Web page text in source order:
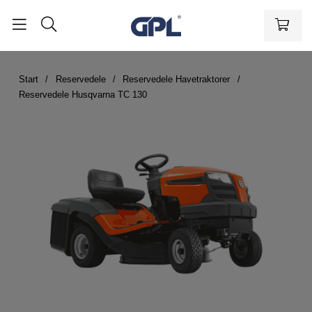
Start Reservedele
Reservedele Havetraktorer
Reservedele Husqvarna TC 130